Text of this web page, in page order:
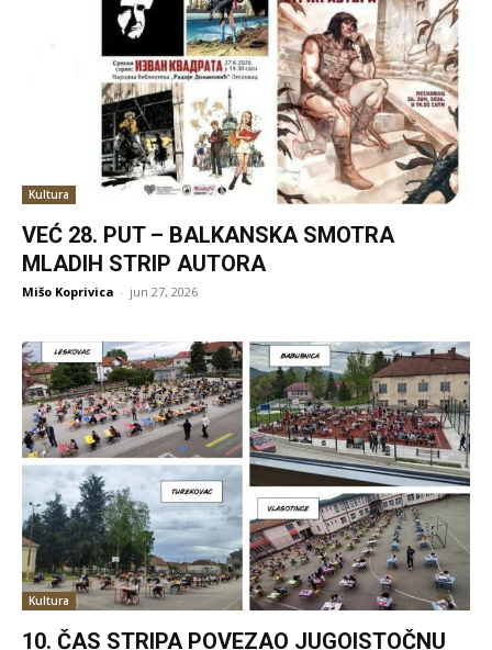
Kultura
VEĆ 28. PUT – BALKANSKA SMOTRA
MLADIH STRIP AUTORA
Mišo Koprivica - jun 27, 2026
Kultura
10. ČAS STRIPA POVEZAO JUGOISTOČNU